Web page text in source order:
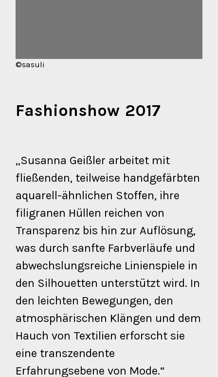
©sasuli
Fashionshow 2017
„Susanna Geißler arbeitet mit
fließenden, teilweise handgefärbten
aquarell-ähnlichen Stoffen, ihre
filigranen Hüllen reichen von
Transparenz bis hin zur Auflösung,
was durch sanfte Farbverläufe und
abwechslungsreiche Linienspiele in
den Silhouetten unterstützt wird. In
den leichten Bewegungen, den
atmosphärischen Klängen und dem
Hauch von Textilien erforscht sie
eine transzendente
Erfahrungsebene von Mode.“